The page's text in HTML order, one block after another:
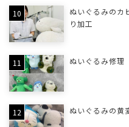
ぬいぐるみのカ
り加工
ぬいぐるみ修
ぬいぐるみの黄